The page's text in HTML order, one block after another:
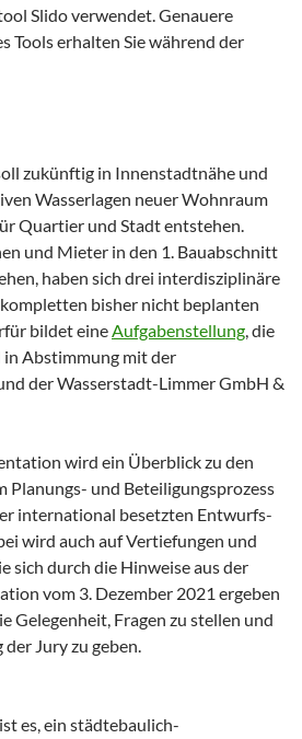
Slido verwendet. Genauere
Tools erhalten Sie während der
zukünftig in Innenstadtnähe und
Wasserlagen neuer Wohnraum
Quartier und Stadt entstehen.
und Mieter in den 1. Bauabschnitt
haben sich drei interdisziplinäre
bisher nicht beplanten
bildet eineAufgabenstellung, die
Abstimmung mit der
der Wasserstadt-Limmer GmbH &
wird ein Überblick zu den
Planungs- und Beteiligungsprozess
international besetzten Entwurfs-
wird auch auf Vertiefungen und
sich durch die Hinweise aus der
vom 3. Dezember 2021 ergeben
Gelegenheit, Fragen zu stellen und
Jury zu geben.
es, ein städtebaulich-